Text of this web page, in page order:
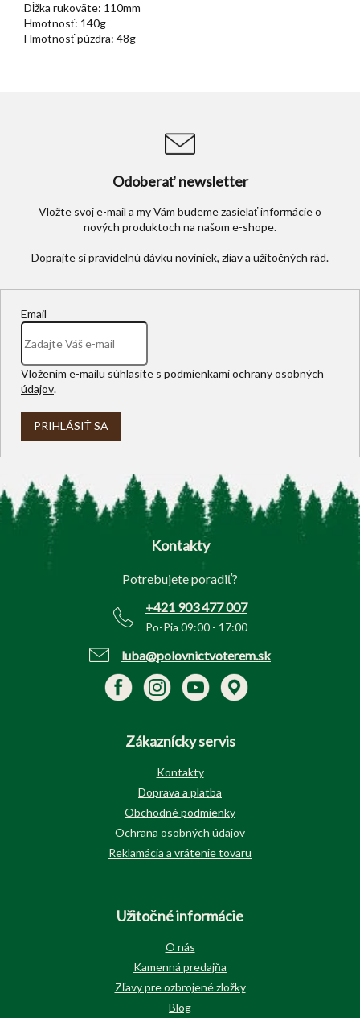
Dĺžka rukoväte: 110mm
Hmotnosť: 140g
Hmotnosť púzdra: 48g
Odoberať newsletter
Vložte svoj e-mail a my Vám budeme zasielať informácie o
nových produktoch na našom e-shope.
Email
Vložením e-mailu súhlasíte s podmienkami ochrany osobných
údajov.
PRIHLÁSIŤ SA
Z
Kontakty
Potrebujete poradiť?
+421 903 477 007
Po-Pia 09:00 - 17:00
luba@polovnictvoterem.sk
Zákaznícky servis
Kontakty
Doprava a platba
Obchodné podmienky
Ochrana osobných údajov
Reklamácia a vrátenie tovaru
Užitočné informácie
O nás
Kamenná predajňa
Zľavy pre ozbrojené zložky
Blog